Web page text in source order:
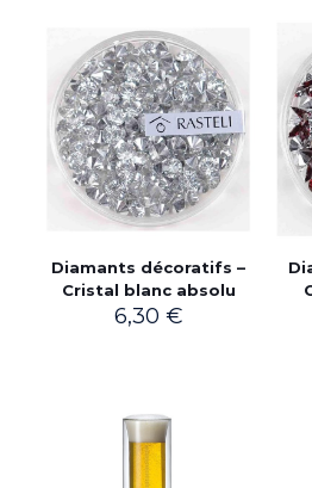
Diamants décoratifs –
Cristal blanc absolu
6,30 €